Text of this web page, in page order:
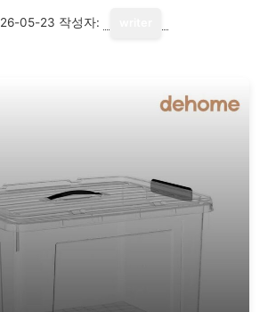
05-23 작성자: